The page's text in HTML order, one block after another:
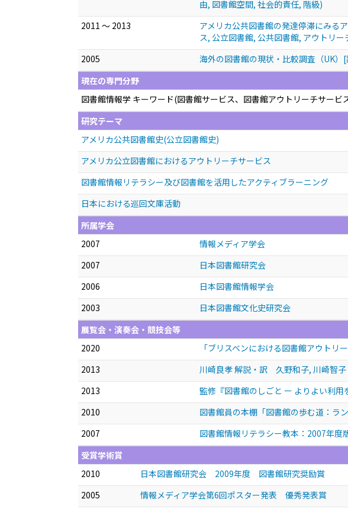
由, 図書館空間, 社会的責任, 階級)
2011 ～ 2013
アメリカ公共図書館の発達停滞にみる
ス, 公立図書館, 公共図書館, アウトリ
2005
海外の図書館の現状・比較調査（UK
現在の専門分野
図書館情報学 キーワード(図書館サービス、図書館アウトリーチサービ
研究テーマ
アメリカ公共図書館史(公立図書館史)
アメリカ公立図書館におけるアウトリーチサービス
図書館情報リテラシー及び図書館を活用したアクティブラーニング
日本における巡回文庫活動
所属学会
2007
情報メディア学会
2007
日本図書館研究会
2006
日本図書館情報学会
2003
日本図書館文化史研究会
展覧会・演奏会・競技会等
2020
「ブリスベンにおける図書館アウト
2013
川崎良孝 解説・訳 久野和子, 川崎智子
2013
監修『図書館のしごと ー よりよい利
2010
図書館員の本棚「図書館の歩む道：ラ
2007
図書館情報リテラシー教本：2007年度
受賞学術賞
2010
日本図書館研究会 2009年度 図書館研究奨励賞
2005
情報メディア学会第6回ポスター発表 優秀発表賞